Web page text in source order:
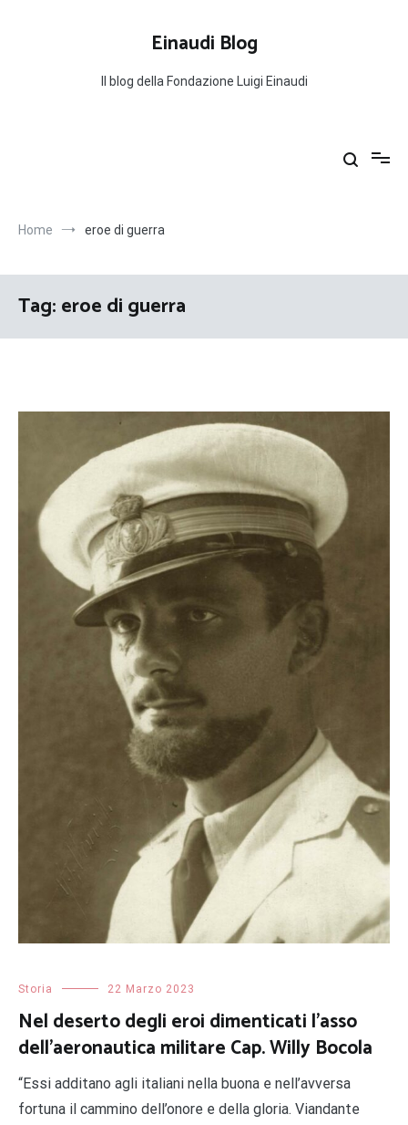
Einaudi Blog
Il blog della Fondazione Luigi Einaudi
Home eroe di guerra
Tag:eroe di guerra
Storia 22 Marzo 2023
Nel deserto degli eroi dimenticati l’asso
dell’aeronautica militare Cap. Willy Bocola
“Essi additano agli italiani nella buona e nell’avversa
fortuna il cammino dell’onore e della gloria. Viandante